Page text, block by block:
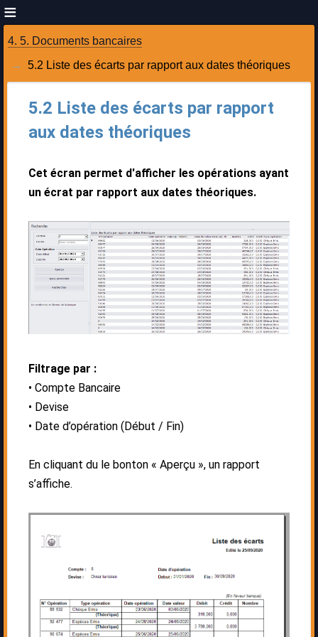
4. 5. Documents bancaires
5.2 Liste des écarts par rapport aux dates théoriques
5.2 Liste des écarts par rapport
aux dates théoriques
Cet écran permet d'afficher les opérations ayant
un écrat par rapport aux dates théoriques.
Filtrage par :
Compte Bancaire
Devise
Date d’opération (Début / Fin)
En cliquant du le bonton « Aperçu », un rapport
s’affiche.